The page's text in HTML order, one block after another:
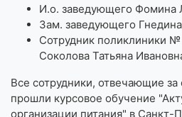
И.о. заведующего Фомина
Зам. заведующего
Сотрудник поликлиники
Соколова Татьяна
Все сотрудники, отвечающие
прошли курсовое обучение
организации питания" в Санкт-